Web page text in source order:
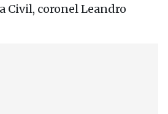
Civil, coronel Leandro